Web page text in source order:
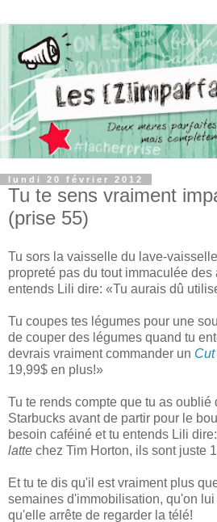
lundi 20 février 2012
Tu te sens vraiment
(prise 55)
Tu sors la vaisselle du lave-
propreté pas du tout immaculée des
entends Lili dire: «Tu aurais dû
Tu coupes tes légumes pour une
de couper des légumes quand tu
devrais vraiment commander un
19,99$ en plus!»
Tu te rends compte que tu as oublié
Starbucks avant de partir pour le
besoin caféiné et tu entends Lili
latte chez Tim Horton, ils sont juste
Et tu te dis qu'il est vraiment plus
semaines d'immobilisation, qu'on lui
qu'elle arrête de regarder la télé!